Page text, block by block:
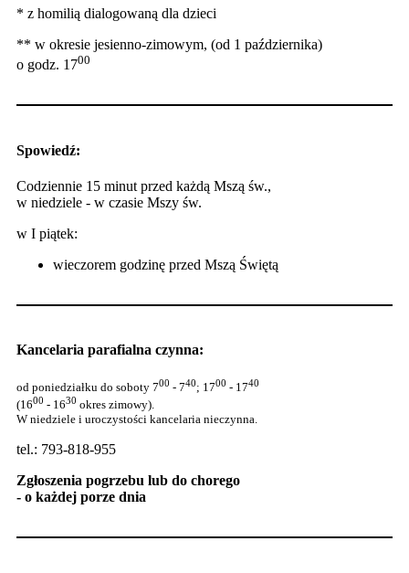
* z homilią dialogowaną dla dzieci
** w okresie jesienno-zimowym, (od 1 października)
o godz. 1700
Spowiedź:
Codziennie 15 minut przed każdą Mszą św.,
w niedziele - w czasie Mszy św.
w I piątek:
wieczorem godzinę przed Mszą Świętą
Kancelaria parafialna czynna:
od poniedziałku do soboty 700 - 740; 1700 - 1740
(1600 - 1630 okres zimowy).
W niedziele i uroczystości kancelaria nieczynna.
tel.: 793-818-955
Zgłoszenia pogrzebu lub do chorego
- o każdej porze dnia